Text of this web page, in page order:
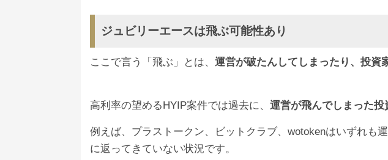
ジュビリーエースは飛ぶ可能性あり
ここで言う「飛ぶ」とは、 運営が破たんしてしまったり、投資
高利率の望めるHYIP案件では過去に、 運営が飛んでしまった
例えば、プラストークン、ビットクラブ、wotokenはいずれも
に返ってきていない状況です。